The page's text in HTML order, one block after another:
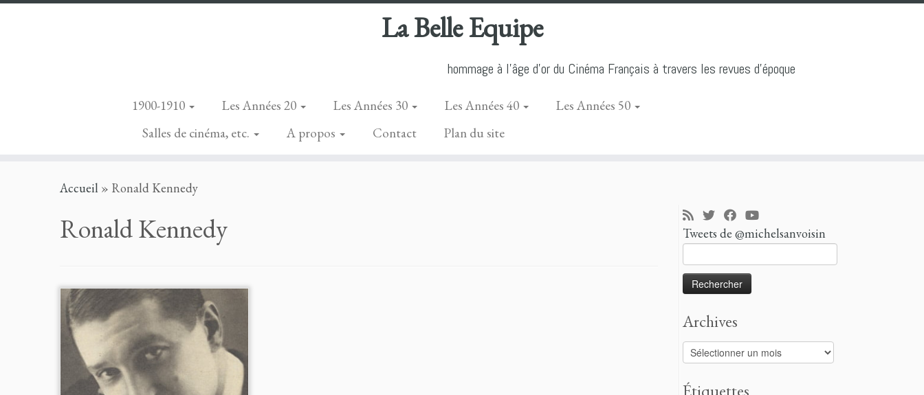
La Belle Equipe
hommage à l'âge d'or du Cinéma Français à travers les revues d'époque
1900-1910 Les Années 20 Les Années 30 Les Années 40
Les Années 50
Salles de cinéma, etc.
A propos Contact Plan du site
Accueil » Ronald Kennedy
Ronald Kennedy Tweets de @michelsanvoisin
Archives
Archives